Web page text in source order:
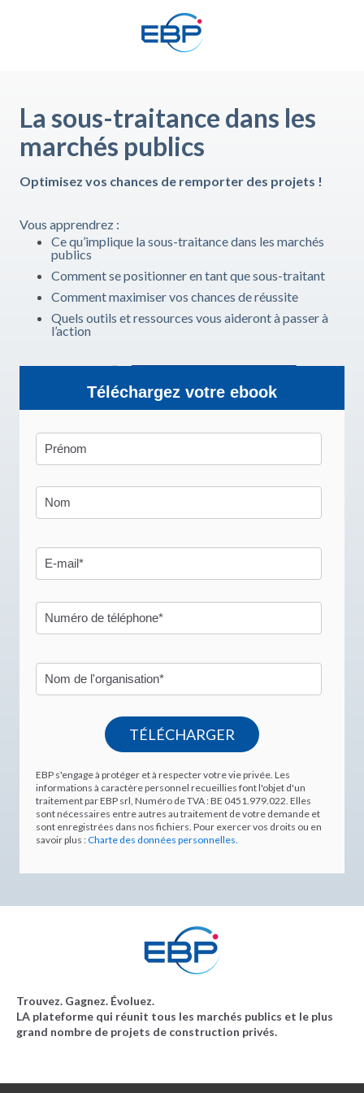
La sous-traitance dans les
marchés publics
Optimisez vos chances de remporter des projets !
Vous apprendrez :
Ce qu’implique la sous-traitance dans les marchés
publics
Comment se positionner en tant que sous-traitant
Comment maximiser vos chances de réussite
Quels outils et ressources vous aideront à passer à
l’action
Téléchargez votre ebook
EBP s'engage à protéger et à respecter votre vie privée. Les
informations à caractère personnel recueillies font l'objet d'un
traitement par EBP srl, Numéro de TVA : BE 0451.979.022. Elles
sont nécessaires entre autres au traitement de votre demande et
sont enregistrées dans nos fichiers. Pour exercer vos droits ou en
savoir plus :Charte des données personnelles.
Trouvez. Gagnez. Évoluez.
LA plateforme qui réunit tous les marchés publics et le plus
grand nombre de projets de construction privés.